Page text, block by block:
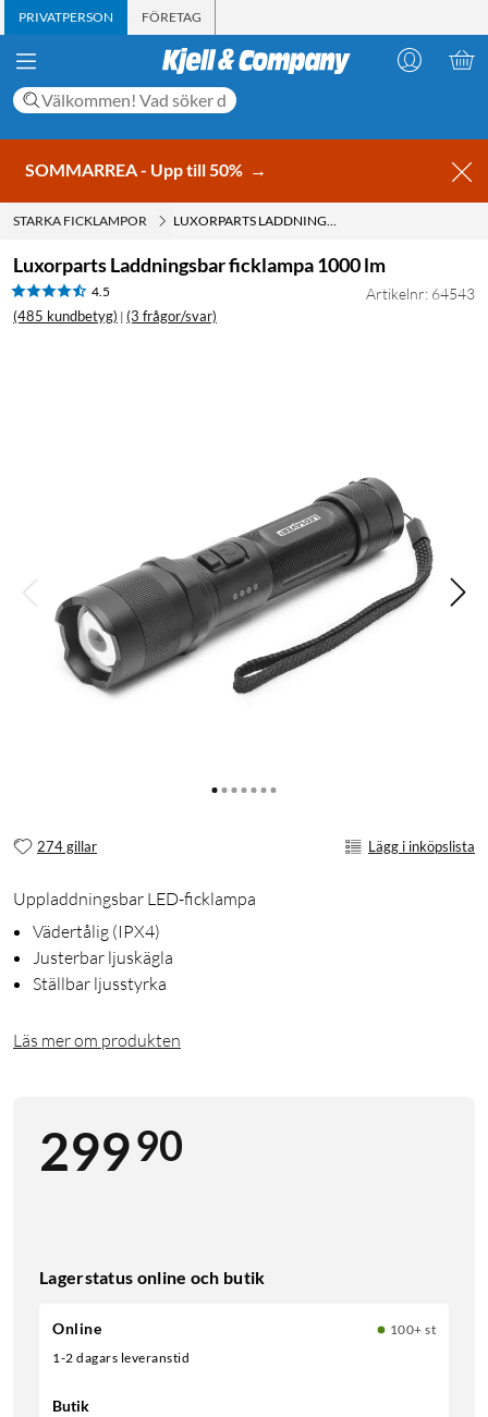
PRIVATPERSON FÖRETAG
SOMMARREA - Upp till 50% →
STARKA FICKLAMPOR LUXORPARTS LADDNINGSBAR FICKLAMPA 1000 LM
Luxorparts Laddningsbar ficklampa 1000 lm
4.5
(485 kundbetyg) | (3 frågor/svar)
Artikelnr: 64543
274 gillar Lägg i inköpslista
Uppladdningsbar LED-ficklampa
Vädertålig (IPX4)
Justerbar ljuskägla
Ställbar ljusstyrka
Läs mer om produkten
29990
Lagerstatus online och butik
Online
100+ st
1-2 dagars leveranstid
Butik